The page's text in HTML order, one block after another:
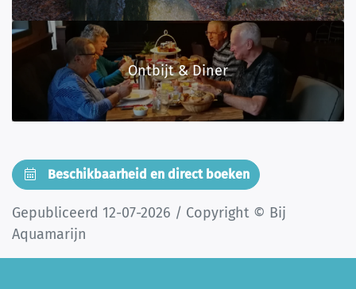
Ontbijt & Diner
Beschikbaarheid en direct boeken
Gepubliceerd 12-07-2026 / Copyright © Bij
Aquamarijn